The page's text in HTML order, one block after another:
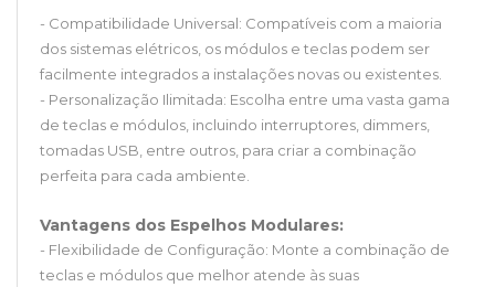
- Compatibilidade Universal: Compatíveis com a maioria
dos sistemas elétricos, os módulos e teclas podem ser
facilmente integrados a instalações novas ou existentes.
- Personalização Ilimitada: Escolha entre uma vasta gama
de teclas e módulos, incluindo interruptores, dimmers,
tomadas USB, entre outros, para criar a combinação
perfeita para cada ambiente.
Vantagens dos Espelhos Modulares:
- Flexibilidade de Configuração: Monte a combinação de
teclas e módulos que melhor atende às suas